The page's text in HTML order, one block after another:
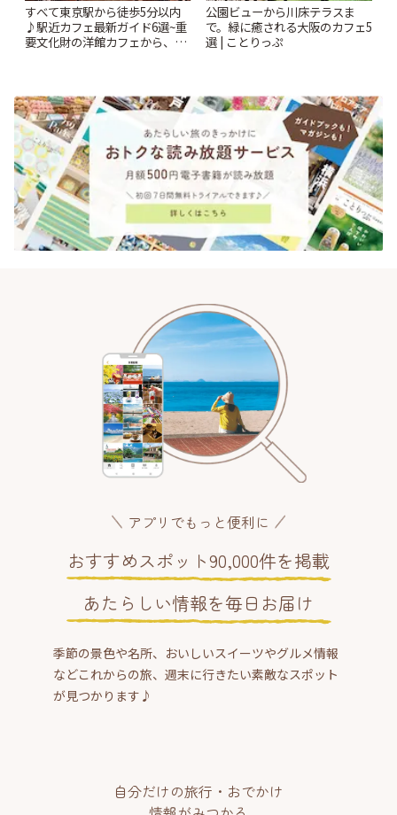
すべて東京駅から徒歩5分以内
♪駅近カフェ最新ガイド6選~重
要文化財の洋館カフェから、改
公園ビューから川床テラスま
で。緑に癒される大阪のカフェ5
選 | ことりっぷ
アプリでもっと便利に
おすすめスポット90,000件を掲載
あたらしい情報を毎日お届け
季節の景色や名所、おいしいスイーツやグルメ情報
などこれからの旅、週末に行きたい素敵なスポット
が見つかります♪
自分だけの旅行・おでかけ